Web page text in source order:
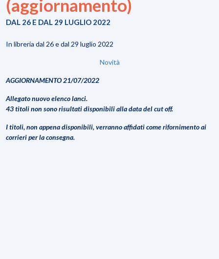
(aggiornamento)
DAL 26 E DAL 29 LUGLIO 2022
In libreria dal 26 e dal 29 luglio 2022
Novità
AGGIORNAMENTO 21/07/2022
Allegato nuovo elenco lanci.
43 titoli non sono risultati disponibili alla data del cut off.
I titoli, non appena disponibili, verranno affidati come rifornimento ai
corrieri per la consegna.